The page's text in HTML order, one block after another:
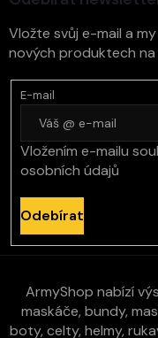
Vložte svůj e-mail a
nových produktech
E-mail
Vložením e-mailu
osobních údajů
Odebírat
ArmyShop nabízí
maskáče, bundy,
boty, celty, helmy,